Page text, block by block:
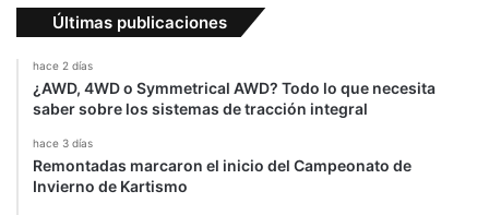
Últimas publicaciones
hace 2 días
¿AWD, 4WD o Symmetrical AWD? Todo lo que necesita
saber sobre los sistemas de tracción integral
hace 3 días
Remontadas marcaron el inicio del Campeonato de
Invierno de Kartismo